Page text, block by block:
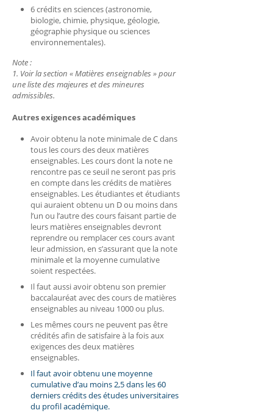
6 crédits en sciences (astronomie,
biologie, chimie, physique, géologie,
géographie physique ou sciences
environnementales).
Note :
1. Voir la section « Matières enseignables » pour
une liste des majeures et des mineures
admissibles.
Autres exigences académiques
Avoir obtenu la note minimale de C dans
tous les cours des deux matières
enseignables. Les cours dont la note ne
rencontre pas ce seuil ne seront pas pris
en compte dans les crédits de matières
enseignables. Les étudiantes et étudiants
qui auraient obtenu un D ou moins dans
l’un ou l’autre des cours faisant partie de
leurs matières enseignables devront
reprendre ou remplacer ces cours avant
leur admission, en s’assurant que la note
minimale et la moyenne cumulative
soient respectées.
Il faut aussi avoir obtenu son premier
baccalauréat avec des cours de matières
enseignables au niveau 1000 ou plus.
Les mêmes cours ne peuvent pas être
crédités afin de satisfaire à la fois aux
exigences des deux matières
enseignables.
Il faut avoir obtenu une moyenne
cumulative d’au moins 2,5 dans les 60
derniers crédits des études universitaires
du profil académique.